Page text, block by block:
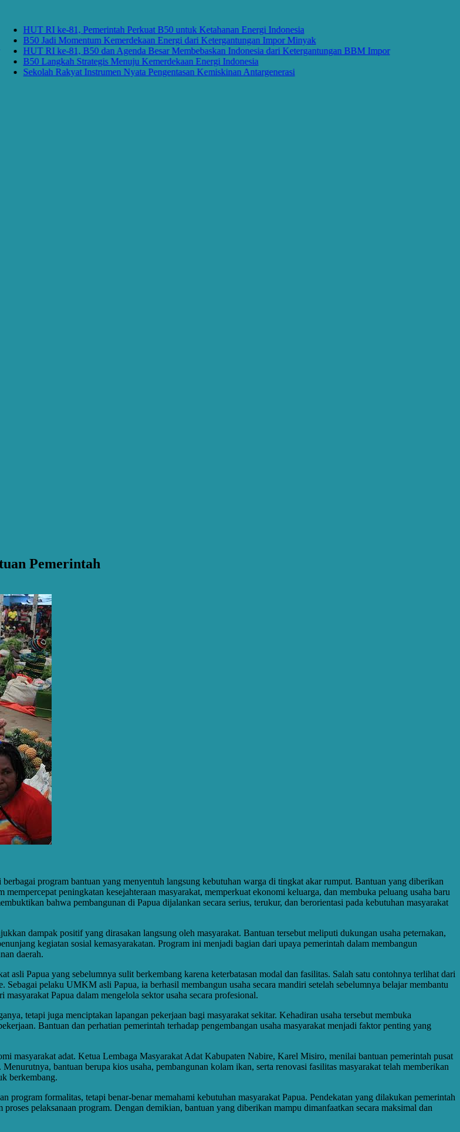
HUT RI ke-81, Pemerintah Perkuat B50 untuk Ketahanan Energi Indonesia
B50 Jadi Momentum Kemerdekaan Energi dari Ketergantungan Impor Minyak
HUT RI ke-81, B50 dan Agenda Besar Membebaskan Indonesia dari Ketergantungan BBM Impor
B50 Langkah Strategis Menuju Kemerdekaan Energi Indonesia
Sekolah Rakyat Instrumen Nyata Pengentasan Kemiskinan Antargenerasi
Pemerintah
program bantuan yang menyentuh langsung kebutuhan warga di tingkat akar rumput. Bantuan yang diberikan
peningkatan kesejahteraan masyarakat, memperkuat ekonomi keluarga, dan membuka peluang usaha baru
bahwa pembangunan di Papua dijalankan secara serius, terukur, dan berorientasi pada kebutuhan masyarakat
dampak positif yang dirasakan langsung oleh masyarakat. Bantuan tersebut meliputi dukungan usaha peternakan,
kegiatan sosial kemasyarakatan. Program ini menjadi bagian dari upaya pemerintah dalam membangun
daerah.
Papua yang sebelumnya sulit berkembang karena keterbatasan modal dan fasilitas. Salah satu contohnya terlihat dari
pelaku UMKM asli Papua, ia berhasil membangun usaha secara mandiri setelah sebelumnya belajar membantu
Papua dalam mengelola sektor usaha secara profesional.
tetapi juga menciptakan lapangan pekerjaan bagi masyarakat sekitar. Kehadiran usaha tersebut membuka
Bantuan dan perhatian pemerintah terhadap pengembangan usaha masyarakat menjadi faktor penting yang
masyarakat adat. Ketua Lembaga Masyarakat Adat Kabupaten Nabire, Karel Misiro, menilai bantuan pemerintah pusat
bantuan berupa kios usaha, pembangunan kolam ikan, serta renovasi fasilitas masyarakat telah memberikan
berkembang.
program formalitas, tetapi benar-benar memahami kebutuhan masyarakat Papua. Pendekatan yang dilakukan pemerintah
pelaksanaan program. Dengan demikian, bantuan yang diberikan mampu dimanfaatkan secara maksimal dan